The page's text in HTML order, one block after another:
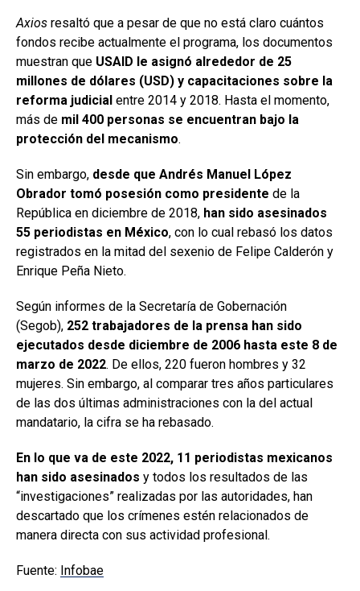
Axios resaltó que a pesar de que no está claro cuántos
fondos recibe actualmente el programa, los documentos
muestran que USAID le asignó alrededor de 25
millones de dólares (USD) y capacitaciones sobre la
reforma judicial entre 2014 y 2018. Hasta el momento,
más de mil 400 personas se encuentran bajo la
protección del mecanismo.
Sin embargo, desde que Andrés Manuel López
Obrador tomó posesión como presidente de la
República en diciembre de 2018, han sido asesinados
55 periodistas en México, con lo cual rebasó los datos
registrados en la mitad del sexenio de Felipe Calderón y
Enrique Peña Nieto.
Según informes de la Secretaría de Gobernación
(Segob), 252 trabajadores de la prensa han sido
ejecutados desde diciembre de 2006 hasta este 8 de
marzo de 2022. De ellos, 220 fueron hombres y 32
mujeres. Sin embargo, al comparar tres años particulares
de las dos últimas administraciones con la del actual
mandatario, la cifra se ha rebasado.
En lo que va de este 2022, 11 periodistas mexicanos
han sido asesinados y todos los resultados de las
“investigaciones” realizadas por las autoridades, han
descartado que los crímenes estén relacionados de
manera directa con sus actividad profesional.
Fuente: Infobae